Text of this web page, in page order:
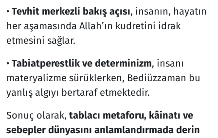
• Tevhit merkezli bakış açısı, insanın, hayatın
her aşamasında Allah’ın kudretini idrak
etmesini sağlar.
• Tabiatperestlik ve determinizm, insanı
materyalizme sürüklerken, Bediüzzaman bu
yanlış algıyı bertaraf etmektedir.
Sonuç olarak, tablacı metaforu, kâinatı ve
sebepler dünyasını anlamlandırmada derin